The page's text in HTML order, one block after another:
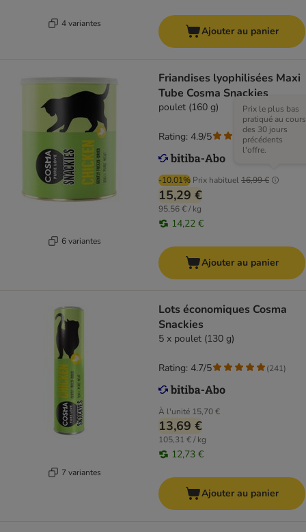
4 variantes
Ajouter au panier
6 variantes
Friandises lyophilisées Maxi
Tube Cosma Snackies
poulet (160 g)
-10.01% Prix habituel16,99 €
Prix le plus bas
pratiqué au cours
des 30 jours
précédents
l'offre.
15,29 €
95,56 € / kg
14,22 €
Rating: 4.9/5 (557
Ajouter au panier
7 variantes
Lots économiques Cosma
Snackies
5 x poulet (130 g)
À l'unité 15,70 €
13,69 €
105,31 € / kg
12,73 €
Rating: 4.7/5 (241)
Ajouter au panier